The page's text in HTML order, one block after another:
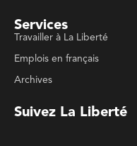
Code de conduite
Politique de confidentialité
Politique de droits d'auteurs
La Liberté © 2023